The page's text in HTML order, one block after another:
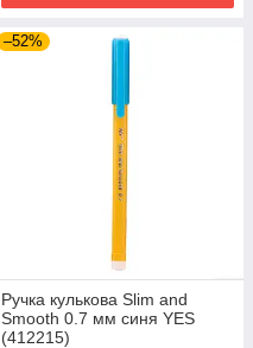
–52%
Ручка кулькова Slim and
Smooth 0.7 мм синя YES
(412215)